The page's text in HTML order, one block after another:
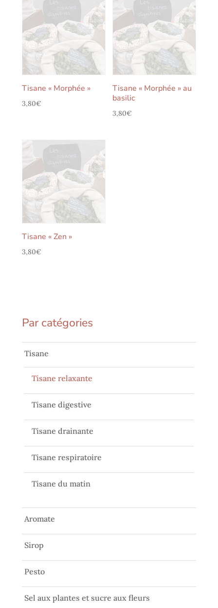
Tisane « Morphée »
3,80€
Tisane « Morphée » au
basilic
3,80€
Tisane « Zen »
3,80€
Par catégories
Tisane
Tisane relaxante
Tisane digestive
Tisane drainante
Tisane respiratoire
Tisane du matin
Aromate
Sirop
Pesto
Sel aux plantes et sucre aux fleurs